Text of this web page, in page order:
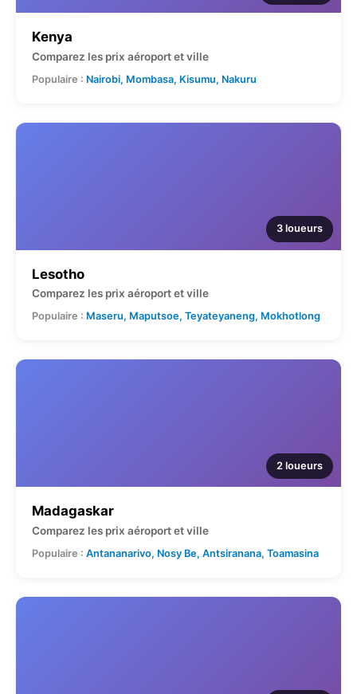
Kenya
Comparez les prix aéroport et ville
Populaire : Nairobi, Mombasa, Kisumu, Nakuru
3 loueurs
Lesotho
Comparez les prix aéroport et ville
Populaire : Maseru, Maputsoe, Teyateyaneng, Mokhotlong
2 loueurs
Madagaskar
Comparez les prix aéroport et ville
Populaire : Antananarivo, Nosy Be, Antsiranana, Toamasina